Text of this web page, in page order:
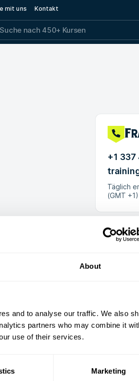
About
and to analyse our traffic. We also
partners who may combine it
use of their services.
Marketing
mit uns Kontakt
+1
Täglich
(GMT +1)